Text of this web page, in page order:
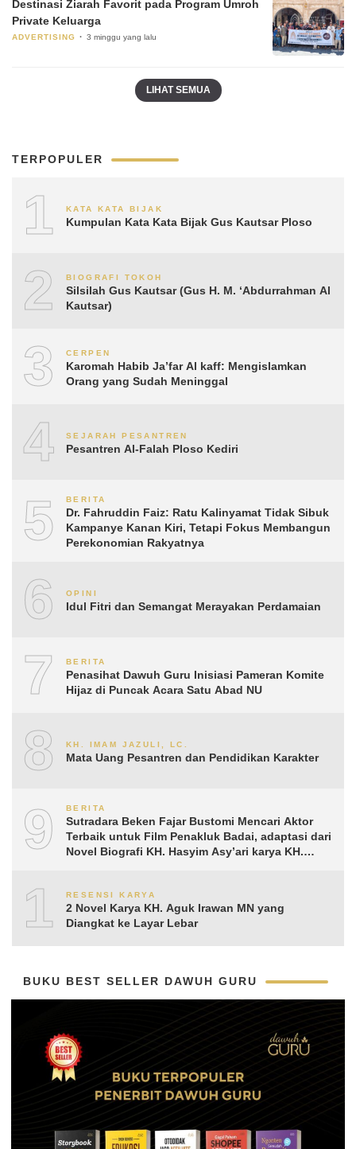
Destinasi Ziarah Favorit pada Program Umroh
Private Keluarga
ADVERTISING 3 minggu yang lalu
LIHAT SEMUA
TERPOPULER
1 KATA KATA BIJAK
Kumpulan Kata Kata Bijak Gus Kautsar Ploso
2 BIOGRAFI TOKOH
Silsilah Gus Kautsar (Gus H. M. ‘Abdurrahman Al
Kautsar)
3 CERPEN
Karomah Habib Ja’far Al kaff: Mengislamkan
Orang yang Sudah Meninggal
4 SEJARAH PESANTREN
Pesantren Al-Falah Ploso Kediri
5 BERITA
Dr. Fahruddin Faiz: Ratu Kalinyamat Tidak Sibuk
Kampanye Kanan Kiri, Tetapi Fokus Membangun
Perekonomian Rakyatnya
6 OPINI
Idul Fitri dan Semangat Merayakan Perdamaian
7 BERITA
Penasihat Dawuh Guru Inisiasi Pameran Komite
Hijaz di Puncak Acara Satu Abad NU
8 KH. IMAM JAZULI, LC.
Mata Uang Pesantren dan Pendidikan Karakter
9 BERITA
Sutradara Beken Fajar Bustomi Mencari Aktor
Terbaik untuk Film Penakluk Badai, adaptasi dari
Novel Biografi KH. Hasyim Asy’ari karya KH.
10RESENSI KARYA
2 Novel Karya KH. Aguk Irawan MN yang
Diangkat ke Layar Lebar
BUKU BEST SELLER DAWUH GURU